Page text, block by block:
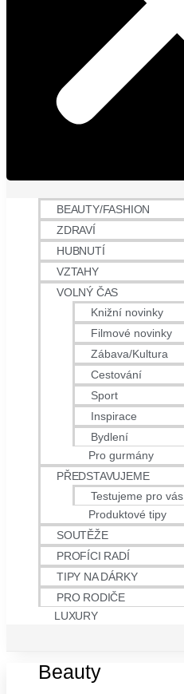
BEAUTY/FASHION
ZDRAVÍ
HUBNUTÍ
VZTAHY
VOLNÝ ČAS
Knižní novinky
Filmové novinky
Zábava/Kultura
Cestování
Sport
Inspirace
Bydlení
Pro gurmány
PŘEDSTAVUJEME
Testujeme pro vás
Produktové tipy
SOUTĚŽE
PROFÍCI RADÍ
TIPY NA DÁRKY
PRO RODIČE
LUXURY
Beauty